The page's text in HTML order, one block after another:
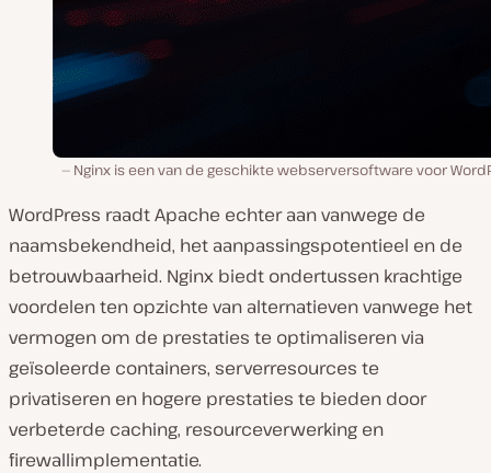
Nginx is een van de geschikte webserversoftware voor
WordPress raadt Apache echter aan vanwege de
naamsbekendheid, het aanpassingspotentieel en de
betrouwbaarheid. Nginx biedt ondertussen krachtige
voordelen ten opzichte van alternatieven vanwege het
vermogen om de prestaties te optimaliseren via
geïsoleerde containers, serverresources te
privatiseren en hogere prestaties te bieden door
verbeterde caching, resourceverwerking en
firewallimplementatie.